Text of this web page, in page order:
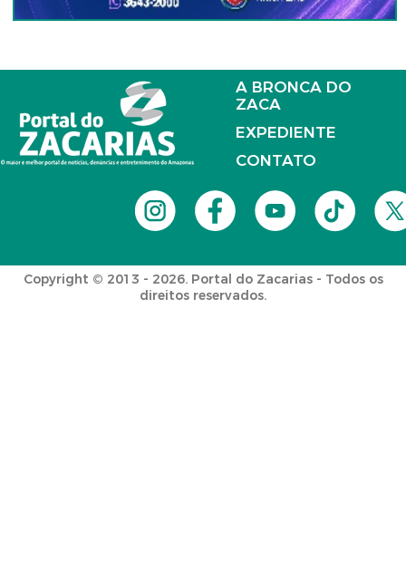
A BRONCA DO
ZACA
EXPEDIENTE
CONTATO
Copyright © 2013 - 2026. Portal do Zacarias - Todos os
direitos reservados.